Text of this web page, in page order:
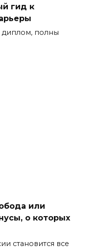
гид к
диплом, полны
или
о которых
становится все